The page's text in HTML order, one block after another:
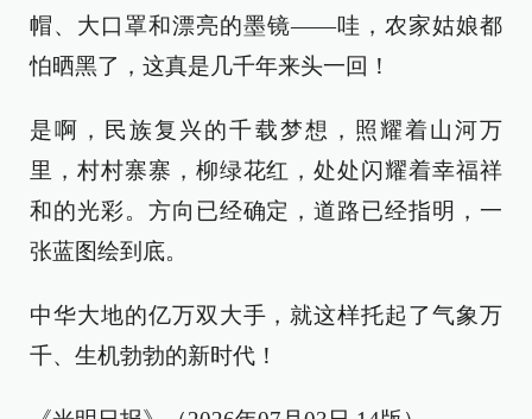
帽、大口罩和漂亮的墨镜——哇，农家姑娘都
怕晒黑了，这真是几千年来头一回！
是啊，民族复兴的千载梦想，照耀着山河万
里，村村寨寨，柳绿花红，处处闪耀着幸福祥
和的光彩。方向已经确定，道路已经指明，一
张蓝图绘到底。
中华大地的亿万双大手，就这样托起了气象万
千、生机勃勃的新时代！